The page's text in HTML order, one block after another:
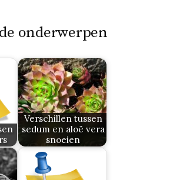
onderwerpen
Verschillen tussen
sedum en aloë vera
snoeien